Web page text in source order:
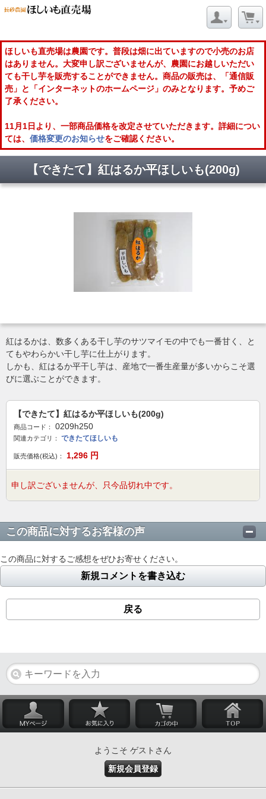
ほしいも直売場は農園です。普段は畑に出ていますので小売のお店
はありません。大変申し訳ございませんが、農園にお越しいただい
ても干し芋を販売することができません。商品の販売は、「通信販
売」と「インターネットのホームページ」のみとなります。予めご
了承ください。
11月1日より、一部商品価格を改定させていただきます。詳細につい
ては、 価格変更のお知らせをご確認ください。
【できたて】紅はるか平ほしいも(200g)
紅はるかは、数多くある干し芋のサツマイモの中でも一番甘く、と
てもやわらかい干し芋に仕上がります。
しかも、紅はるか平干し芋は、産地で一番生産量が多いからこそ選
びに選ぶことができます。
【できたて】紅はるか平ほしいも(200g)
商品コード： 0209h250
関連カテゴリ： できたてほしいも
販売価格(税込)： 1,296 円
申し訳ございませんが、只今品切れ中です。
この商品に対するお客様の声
この商品に対するご感想をぜひお寄せください。
新規コメントを書き込む
戻る
ようこそ ゲストさん
新規会員登録